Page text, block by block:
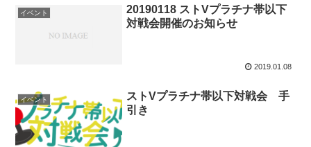
イベント
20190118 ストVプラチナ帯以下
対戦会開催のお知らせ
2019.01.08
イベント
ストVプラチナ帯以下対戦会 手
引き